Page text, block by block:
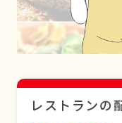
レストランの